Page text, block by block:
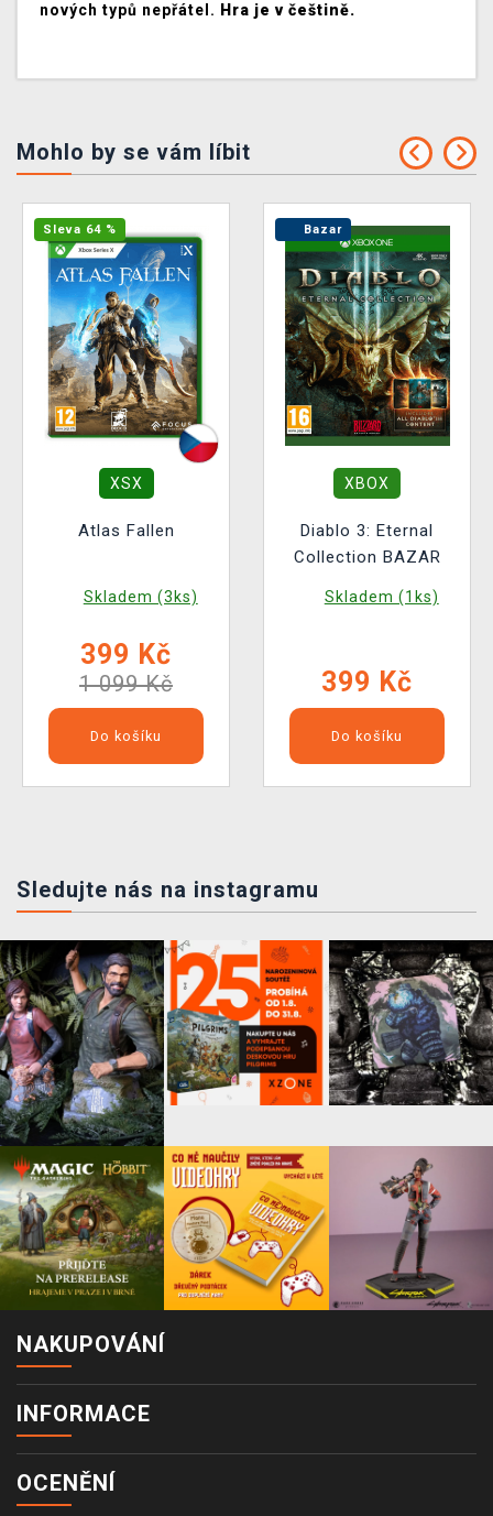
nových typů nepřátel. Hra je v češtině.
Mohlo by se vám líbit
Sleva 64 %
XSX
Atlas Fallen
Skladem (3ks)
399 Kč
1 099 Kč
Do košíku
Bazar
XBOX
Diablo 3: Eternal
Collection BAZAR
Skladem (1ks)
399 Kč
Do košíku
Sledujte nás na instagramu
NAKUPOVÁNÍ
INFORMACE
OCENĚNÍ